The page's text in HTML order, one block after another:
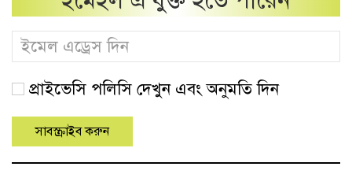
প্রাইভেসি পলিসি দেখুন এবং অনুমতি দিন